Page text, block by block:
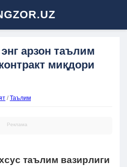
арзон таълим
миқдори
/Таълим
Реклама
таълим вазирлиги